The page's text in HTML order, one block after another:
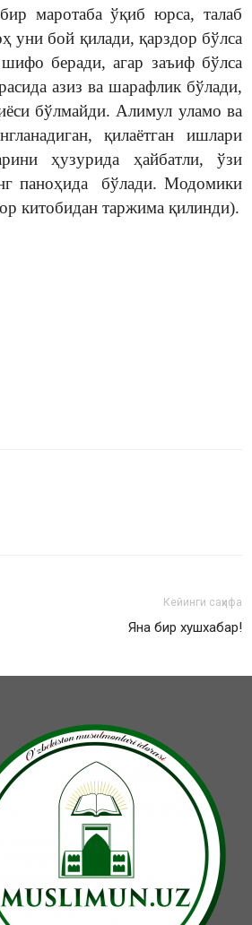
маротаба ўқиб юрса, талаб
уни бой қилади, қарздор бўлса
беради, агар заъиф бўлса
азиз ва шарафлик бўлади,
бўлмайди. Алимул уламо ва
қилаётган ишлари
ҳузурида ҳайбатли, ўзи
паноҳида бўлади. Модомики
китобидан таржима қилинди).
Кейинги саҳифа
Яна бир хушхабар!